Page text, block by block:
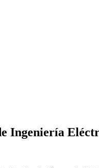
Ingeniería